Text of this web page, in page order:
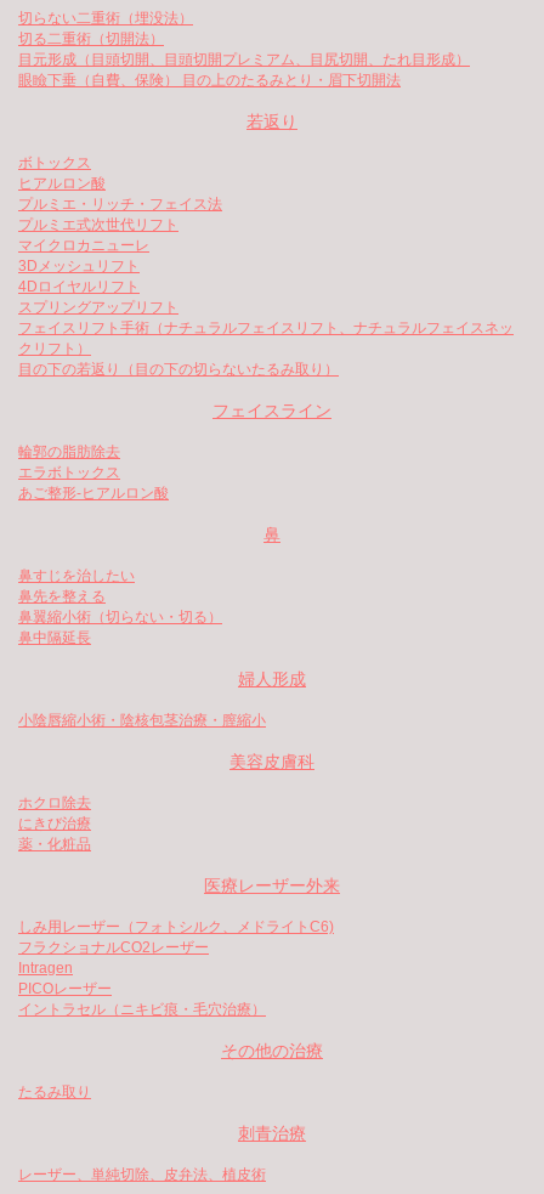
切らない二重術（埋没法）
切る二重術（切開法）
目元形成（目頭切開、目頭切開プレミアム、目尻切開、たれ目形成）
眼瞼下垂（自費、保険） 目の上のたるみとり・眉下切開法
若返り
ボトックス
ヒアルロン酸
プルミエ・リッチ・フェイス法
プルミエ式次世代リフト
マイクロカニューレ
3Dメッシュリフト
4Dロイヤルリフト
スプリングアップリフト
フェイスリフト手術（ナチュラルフェイスリフト、ナチュラルフェイスネッ
クリフト）
目の下の若返り（目の下の切らないたるみ取り）
フェイスライン
輪郭の脂肪除去
エラボトックス
あご整形-ヒアルロン酸
鼻
鼻すじを治したい
鼻先を整える
鼻翼縮小術（切らない・切る）
鼻中隔延長
婦人形成
小陰唇縮小術・陰核包茎治療・膣縮小
美容皮膚科
ホクロ除去
にきび治療
薬・化粧品
医療レーザー外来
しみ用レーザー（フォトシルク、メドライトC6)
フラクショナルCO2レーザー
Intragen
PICOレーザー
イントラセル（ニキビ痕・毛穴治療）
その他の治療
たるみ取り
刺青治療
レーザー、単純切除、皮弁法、植皮術